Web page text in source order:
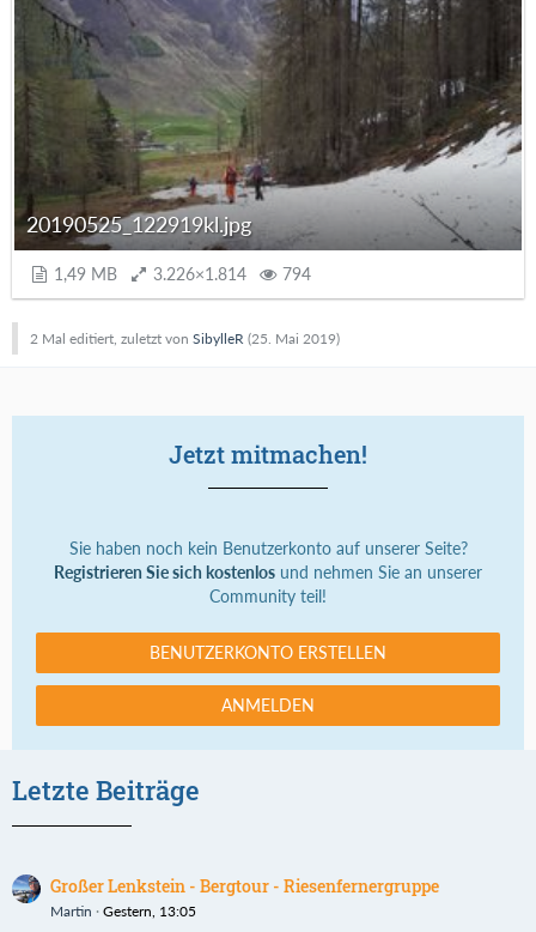
20190525_122919kl.jpg
1,49 MB 3.226×1.814 794
2 Mal editiert, zuletzt von SibylleR (25. Mai 2019)
Jetzt mitmachen!
Sie haben noch kein Benutzerkonto auf unserer Seite?
Registrieren Sie sich kostenlos und nehmen Sie an unserer
Community teil!
BENUTZERKONTO ERSTELLEN
ANMELDEN
Letzte Beiträge
Großer Lenkstein - Bergtour - Riesenfernergruppe
Martin Gestern, 13:05